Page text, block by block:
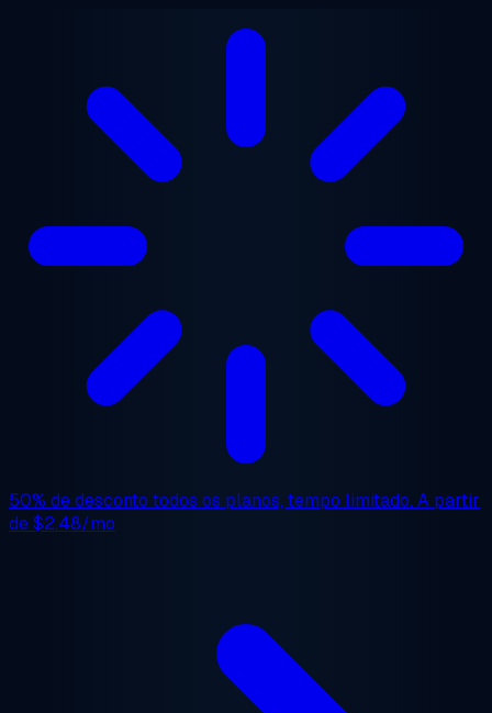
Saltar para o conteúdo principal
50% de desconto todos os planos, tempo limitado. A partir
de$2.48/mo